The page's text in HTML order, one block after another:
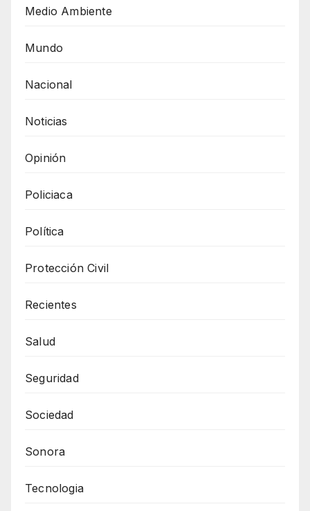
Medio Ambiente
Mundo
Nacional
Noticias
Opinión
Policiaca
Política
Protección Civil
Recientes
Salud
Seguridad
Sociedad
Sonora
Tecnologia